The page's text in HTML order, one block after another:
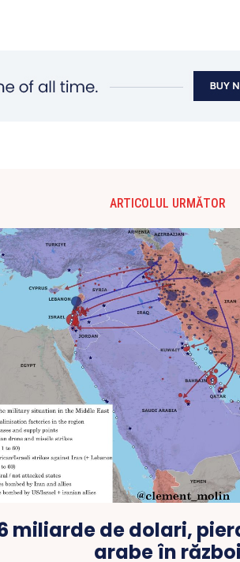
ARTICOLUL URMĂTOR
miliarde de dolari,
arabe în război